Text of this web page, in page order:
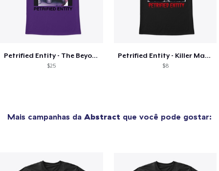
Petrified Entity - The Beyond Cover
$25
Petrified Entity - Killer Maniac Cover
$8
Mais campanhas da Abstract que você pode gostar: